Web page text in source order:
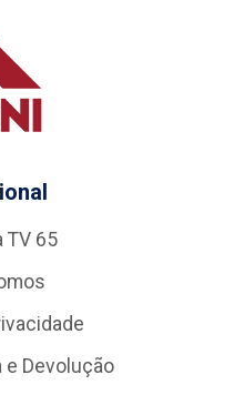
TV 65
e Devolução